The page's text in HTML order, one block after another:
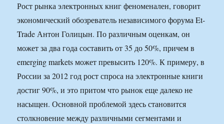
Рост рынка электронных книг феноменален, говорит
экономический обозреватель независимого форума Et-
Trade Антон Голицын. По различным оценкам, он
может за два года составить от 35 до 50%, причем в
emerging markets может превысить 120%. К примеру, в
России за 2012 год рост спроса на электронные книги
достиг 90%, и это притом что рынок еще далеко не
насыщен. Основной проблемой здесь становится
столкновение между различными сегментами и